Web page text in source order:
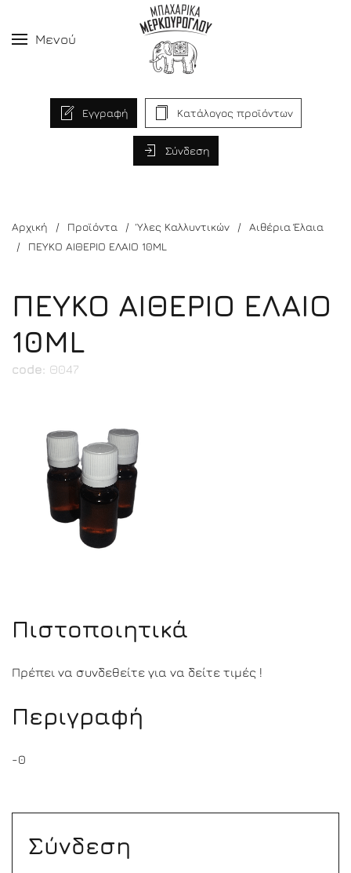
Μενού
Εγγραφή Κατάλογος προϊόντων
Σύνδεση
Αρχική Προϊόντα Ύλες Καλλυντικών
Αιθέρια Έλαια
ΠΕΥΚΟ ΑΙΘΕΡΙΟ ΕΛΑΙΟ 10ML
ΠΕΥΚΟ ΑΙΘΕΡΙΟ ΕΛΑΙΟ
10ML
code: Θ047
Πιστοποιητικά
Πρέπει να συνδεθείτε για να δείτε τιμές !
Περιγραφή
-0
Σύνδεση